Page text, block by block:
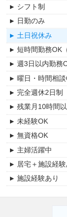
シフト制
日勤のみ
土日祝休み
短時間勤務OK
週3日以内勤務
曜日・時間相
完全週休2日制
残業月10時間
未経験OK
無資格OK
主婦活躍中
居宅＋施設経験
施設経験あり